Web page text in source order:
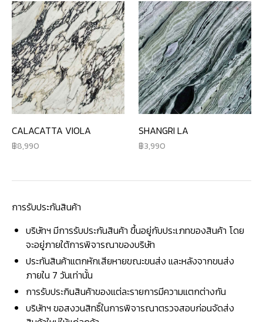
CALACATTA VIOLA
8,990
SHANGRI LA
3,990
การรับประกันสินค้า
บริษัทฯ มีการรับประกันสินค้า ขึ้นอยู่กับประเภทของสินค้า โดย
จะอยู่ภายใต้การพิจารณาของบริษัท
ประกันสินค้าแตกหักเสียหายขณะขนส่ง และหลังจากขนส่ง
ภายใน 7 วันเท่านั้น
การรับประกินสินค้าของแต่ละรายการมีความแตกต่างกัน
บริษัทฯ ขอสงวนสิทธิ์ในการพิจารณาตรวจสอบก่อนจัดส่ง